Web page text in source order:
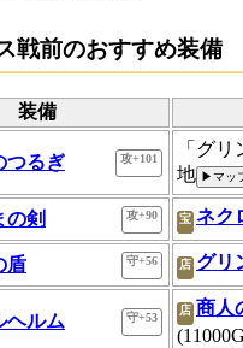
戦前のおすすめ装備
装備
つるぎ 攻+101
「グ
地 ▶マッ
の剣 攻+90 宝 ネク
盾 守+56 店 グリ
ヘルム 守+53
店 商人